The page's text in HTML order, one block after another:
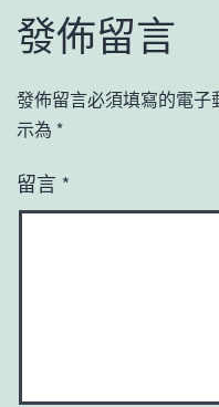
發佈留言
發佈留言必須填寫的電子
示為 *
留言 *